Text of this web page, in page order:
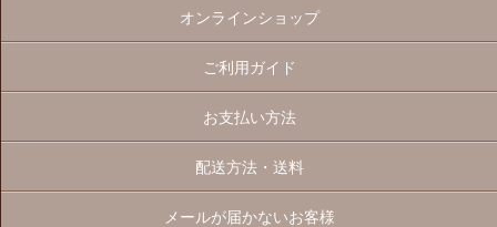
オンラインショップ
ご利用ガイド
お支払い方法
配送方法・送料
メールが届かないお客様